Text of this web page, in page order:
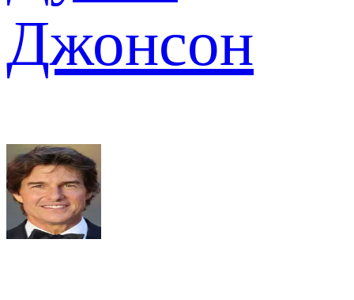
Джонсон